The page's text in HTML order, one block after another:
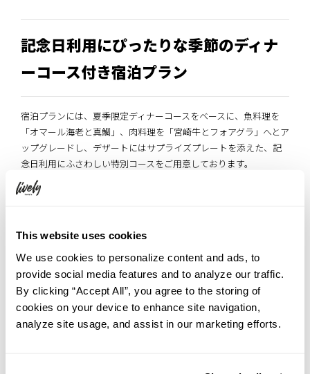
This website uses cookies
We use cookies to personalize content and ads, to
provide social media features and to analyze our traffic.
By clicking “Accept All”, you agree to the storing of
cookies on your device to enhance site navigation,
analyze site usage, and assist in our marketing efforts.
記念日利用にぴったりな季節のディナ
ーコース付き宿泊プラン
宿泊プランには、夏季限定ディナーコースをベースに、魚料理を
「オマール海老と真鯛」、肉料理を「宮崎牛とフォアグラ」へとア
ップグレードし、デザートにはサプライズプレートを添えた、記
念日利用にふさわしい特別コースをご用意しております。
【料金】2名1室39,820円～
ご予約はこちら
※6月2日以降にご希望の宿泊日を設定してご確認ください。